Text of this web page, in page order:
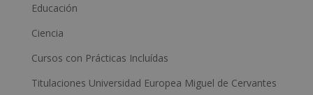
t
i
Educación
Ciencia
Cursos con Prácticas Incluídas
Titulaciones Universidad Europea Miguel de Cervantes